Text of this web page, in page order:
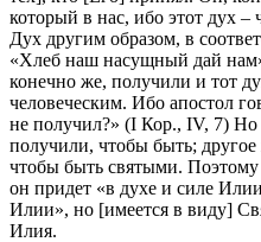
который в нас, ибо этот дух
Дух другим образом, в
«Хлеб наш насущный дай
конечно же, получили и тот
человеческим. Ибо апостол
не получил?» (I Кор., IV, 7)
получили, чтобы быть;
чтобы быть святыми.
он придет «в духе и силе
Илии», но [имеется в виду]
Илия.